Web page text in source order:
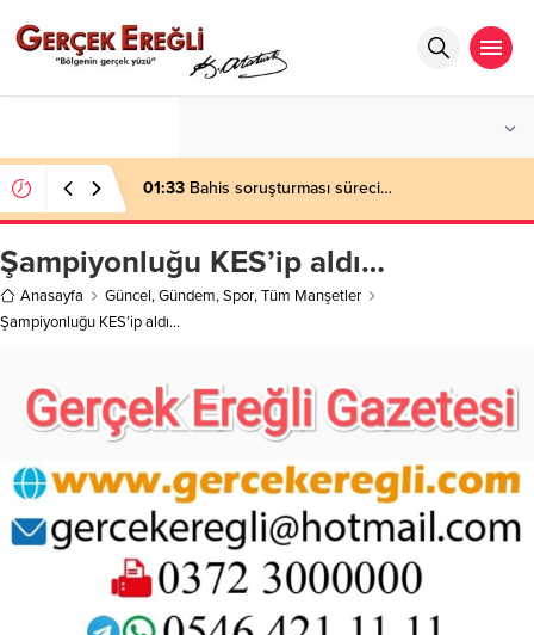
01:33 Bahis soruşturması süreci…
Şampiyonluğu KES’ip aldı…
Anasayfa Güncel,Gündem,Spor,Tüm Manşetler
Şampiyonluğu KES’ip aldı…